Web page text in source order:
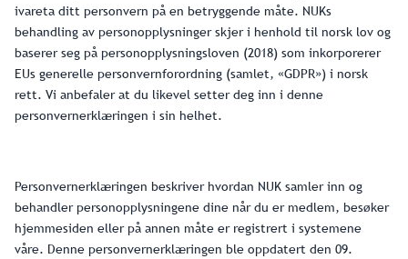
ivareta ditt personvern på en betryggende måte. NUKs
behandling av personopplysninger skjer i henhold til norsk lov og
baserer seg på personopplysningsloven (2018) som inkorporerer
EUs generelle personvernforordning (samlet, «GDPR») i norsk
rett. Vi anbefaler at du likevel setter deg inn i denne
personvernerklæringen i sin helhet.
Personvernerklæringen beskriver hvordan NUK samler inn og
behandler personopplysningene dine når du er medlem, besøker
hjemmesiden eller på annen måte er registrert i systemene
våre. Denne personvernerklæringen ble oppdatert den 09.